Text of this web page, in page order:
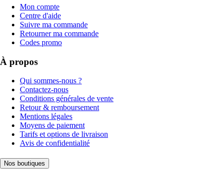
Mon compte
Centre d'aide
Suivre ma commande
Retourner ma commande
Codes promo
À propos
Qui sommes-nous ?
Contactez-nous
Conditions générales de vente
Retour & remboursement
Mentions légales
Moyens de paiement
Tarifs et options de livraison
Avis de confidentialité
Nos boutiques